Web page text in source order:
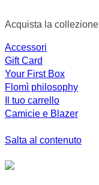
Acquista la collezione
Accessori
Gift Card
Your First Box
Flomì philosophy
Il tuo carrello
Camicie e Blazer
Salta al contenuto